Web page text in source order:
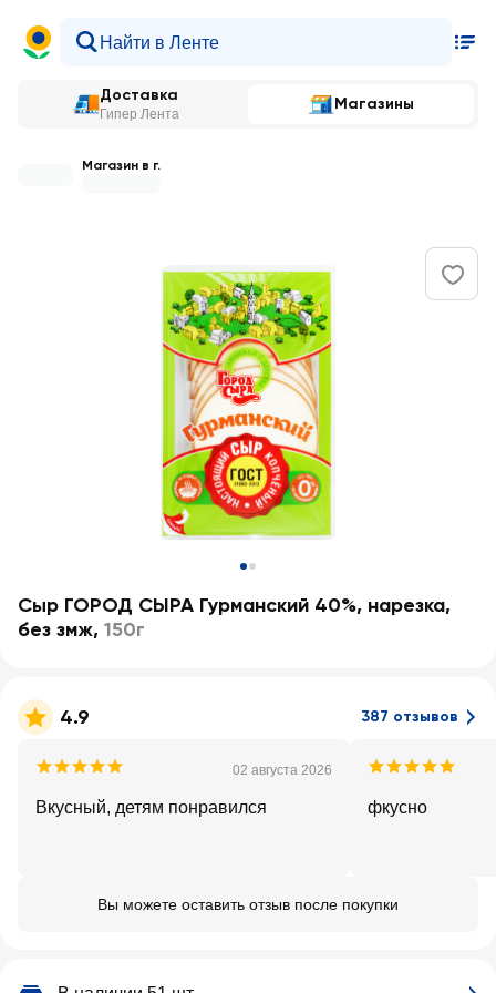
Доставка
Гипер Лента
Магазины
Магазин в г.
Сыр ГОРОД СЫРА Гурманский 40%, нарезка,
без змж, 150г
4.9 387 отзывов
02 августа 2026
Вкусный, детям понравился фкусно
Вы можете оставить отзыв после покупки